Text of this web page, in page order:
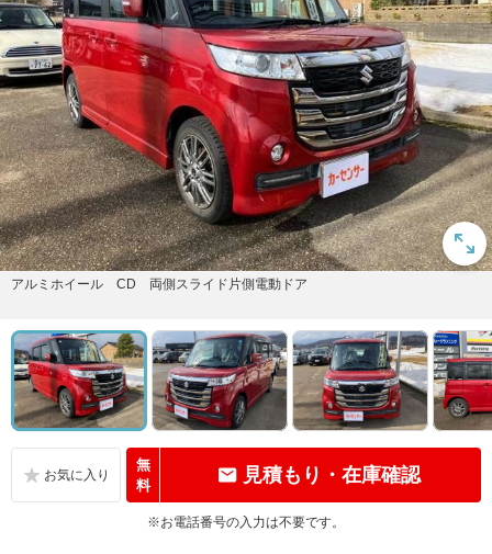
アルミホイール CD 両側スライド片側電動ドア
無
料
見積もり・在庫確認
※お電話番号の入力は不要です。